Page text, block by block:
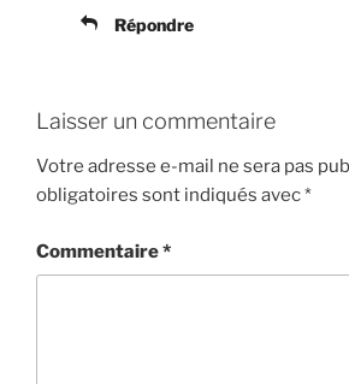
Répondre
Laisser un commentaire
Votre adresse e-mail ne sera pas
obligatoires sont indiqués avec*
Commentaire*